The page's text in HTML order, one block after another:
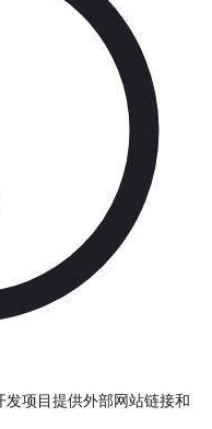
项目提供外部网站链接和